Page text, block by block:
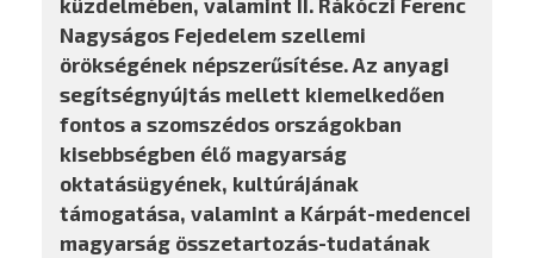
Nagyságos Fejedelem szellemi
örökségének népszerűsítése. Az anyagi
segítségnyújtás mellett kiemelkedően
fontos a szomszédos országokban
kisebbségben élő magyarság
oktatásügyének, kultúrájának
támogatása, valamint a Kárpát-medencei
magyarság összetartozás-tudatának